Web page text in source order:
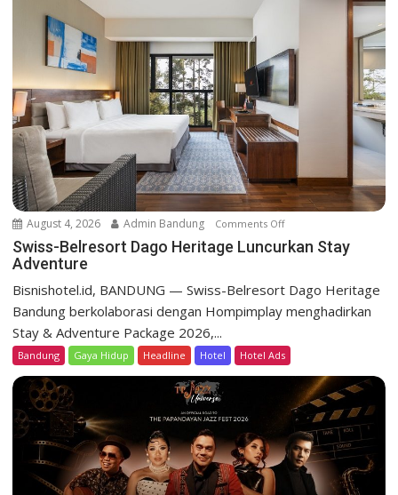
t
i
o
n
August 4, 2026 Admin Bandung Comments Offo
n
-
B
r
e
Swiss-Belresort Dago Heritage Luncurkan Stay
Adventure
Bisnishotel.id, BANDUNG — Swiss-Belresort Dago Heritage
Bandung berkolaborasi dengan Hompimplay menghadirkan
Stay & Adventure Package 2026,...
Bandung Gaya Hidup Headline Hotel Hotel Ads